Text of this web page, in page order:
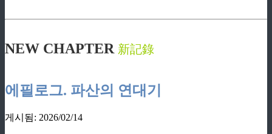
NEW CHAPTER 新記錄
에필로그. 파산의 연대기
게시됨: 2026/02/14